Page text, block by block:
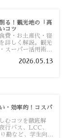
る！観光地の「高
コツ
費・お土産代・宿
詳しく解説。観光
スーパー活用術、
2026.05.13
・効率的！コスパ
むコツを徹底解
行バス、LCC、
勘など、学生向け